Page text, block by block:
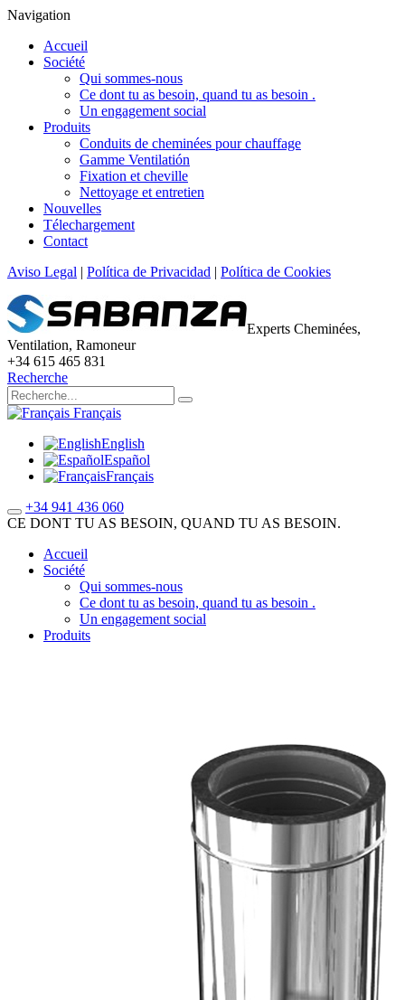
Navigation
Accueil
Société
Qui sommes-nous
Ce dont tu as besoin, quand tu as besoin .
Un engagement social
Produits
Conduits de cheminées pour chauffage
Gamme Ventilatión
Fixation et cheville
Nettoyage et entretien
Nouvelles
Télechargement
Contact
Aviso Legal | Política de Privacidad | Política de Cookies
Experts Cheminées,
Ventilation, Ramoneur
+34 615 465 831
Recherche
Français
English
Español
Français
+34 941 436 060
CE DONT TU AS BESOIN, QUAND TU AS BESOIN.
Accueil
Société
Qui sommes-nous
Ce dont tu as besoin, quand tu as besoin .
Un engagement social
Produits